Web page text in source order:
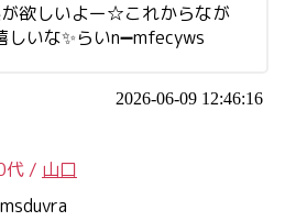
欲しいよー☆これからなが
いな✨らいn➖mfecyws
2026-06-09 12:46:16
代 / 山口
msduvra